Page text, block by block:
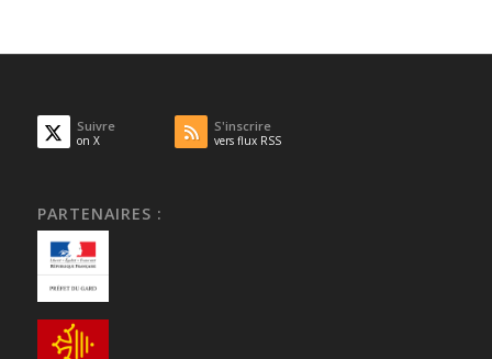
Suivre
on X
S'inscrire
vers flux RSS
PARTENAIRES :